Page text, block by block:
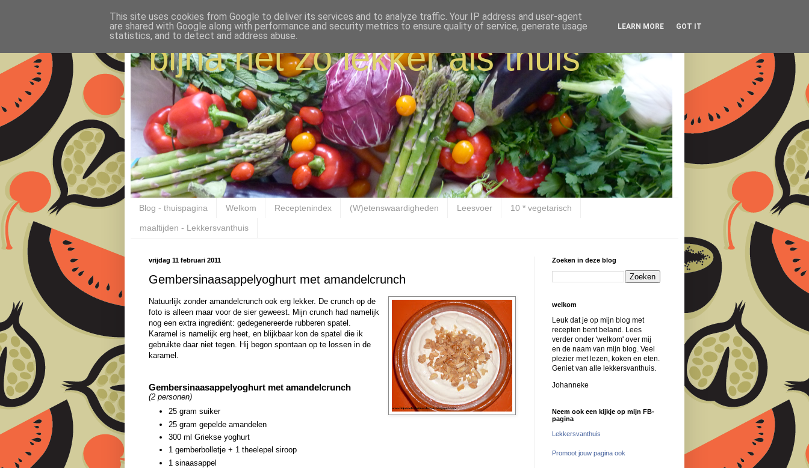
bijna net zo lekker als thuis
Blog - thuispagina Welkom Receptenindex (W)etenswaardigheden Leesvoer 10 * vegetarisch
maaltijden - Lekkersvanthuis
vrijdag 11 februari 2011
Gembersinaasappelyoghurt met amandelcrunch
Natuurlijk zonder amandelcrunch ook erg lekker. De crunch op de
foto is alleen maar voor de sier geweest. Mijn crunch had namelijk
nog een extra ingrediënt: gedegenereerde rubberen spatel.
Karamel is namelijk erg heet, en blijkbaar kon de spatel die ik
gebruikte daar niet tegen. Hij begon spontaan op te lossen in de
karamel.
Gembersinaasappelyoghurt met amandelcrunch
(2 personen)
25 gram suiker
25 gram gepelde amandelen
300 ml Griekse yoghurt
1 gemberbolletje + 1 theelepel siroop
1 sinaasappel
Zoeken in deze blog
welkom
Leuk dat je op mijn blog met
recepten bent beland. Lees
verder onder 'welkom' over mij
en de naam van mijn blog. Veel
plezier met lezen, koken en eten.
Geniet van alle lekkersvanthuis.
Johanneke
Neem ook een kijkje op mijn FB-
pagina
Lekkersvanthuis
Promoot jouw pagina ook
This site uses cookies from Google to deliver its services and to analyze traffic. Your IP address and user-agent
are shared with Google along with performance and security metrics to ensure quality of service, generate usage
statistics, and to detect and address abuse.
LEARN MORE GOT IT